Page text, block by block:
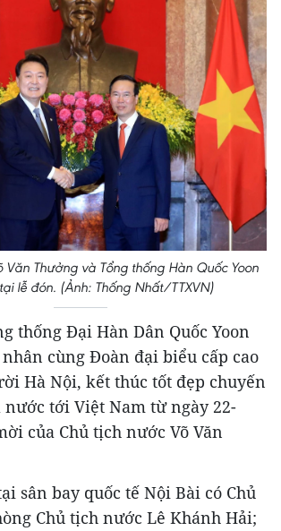
Văn Thưởng và Tổng thống Hàn Quốc Yoon
lễ đón. (Ảnh: Thống Nhất/TTXVN)
thống Đại Hàn Dân Quốc Yoon
nhân cùng Đoàn đại biểu cấp cao
Hà Nội, kết thúc tốt đẹp chuyến
nước tới Việt Nam từ ngày 22-
của Chủ tịch nước Võ Văn
sân bay quốc tế Nội Bài có Chủ
Chủ tịch nước Lê Khánh Hải;